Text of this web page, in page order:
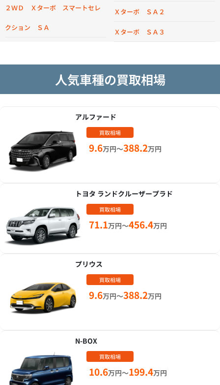
２ＷＤ Ｘターボ スマートセレ
クション ＳＡ
Ｘターボ ＳＡ２
Ｘターボ ＳＡ３
人気車種の買取相場
アルファード
買取相場
9.6万円～388.2万円
トヨタ ランドクルーザープラド
買取相場
71.1万円～456.4万円
プリウス
買取相場
9.6万円～388.2万円
N-BOX
買取相場
10.6万円～199.4万円